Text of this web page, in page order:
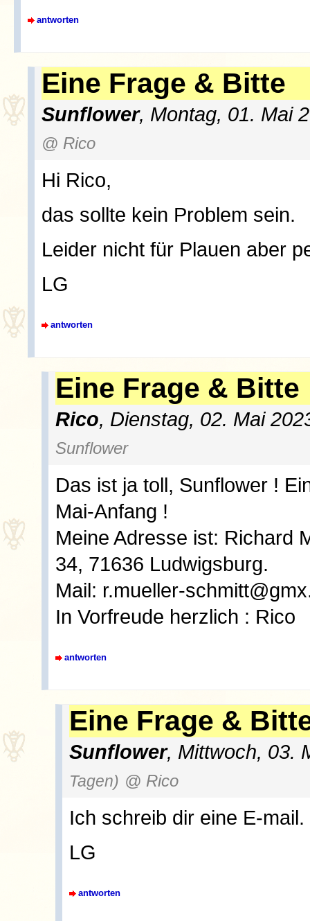
antworten
Eine Frage & Bitte
Sunflower, Montag, 01. Mai
@ Rico
Hi Rico,
das sollte kein Problem sein.
Leider nicht für Plauen aber
LG
antworten
Eine Frage & Bitte
Rico, Dienstag, 02. Mai
Sunflower
Das ist ja toll, Sunflower !
Mai-Anfang !
Meine Adresse ist: Richard
34, 71636 Ludwigsburg.
Mail: r.mueller-
In Vorfreude herzlich : Rico
antworten
Eine Frage &
Sunflower, Mittwoch, 03.
Tagen) @ Rico
Ich schreib dir eine E-mail.
LG
antworten